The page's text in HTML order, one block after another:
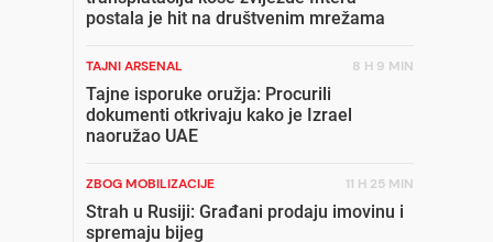
postala je hit na društvenim mrežama
TAJNI ARSENAL 8 H 9 MIN
Tajne isporuke oružja: Procurili
dokumenti otkrivaju kako je Izrael
naoružao UAE
ZBOG MOBILIZACIJE 11 H 25 MIN
Strah u Rusiji: Građani prodaju imovinu i
spremaju bijeg